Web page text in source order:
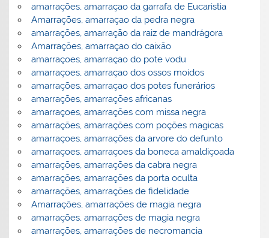
amarrações, amarraçao da garrafa de Eucaristia
Amarrações, amarraçao da pedra negra
amarrações, amarração da raiz de mandrágora
Amarrações, amarraçao do caixão
amarraçoes, amarraçao do pote vodu
amarraçoes, amarraçao dos ossos moidos
amarrações, amarraçao dos potes funerários
amarrações, amarrações africanas
amarraçoes, amarrações com missa negra
amarrações, amarrações com poções magicas
amarraçoes, amarrações da arvore do defunto
amarraçoes, amarraçoes da boneca amaldiçoada
amarrações, amarrações da cabra negra
amarrações, amarrações da porta oculta
amarrações, amarrações de fidelidade
Amarrações, amarrações de magia negra
amarrações, amarrações de magia negra
amarrações, amarrações de necromancia